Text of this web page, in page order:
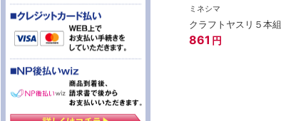
ミネシマ
クラフトヤスリ５本組
861 円